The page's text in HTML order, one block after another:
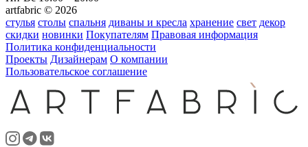
artfabric © 2026
стулья столы спальня диваны и кресла хранение свет декор
скидки новинки Покупателям Правовая информация
Политика конфиденциальности
Проекты Дизайнерам О компании
Пользовательское соглашение